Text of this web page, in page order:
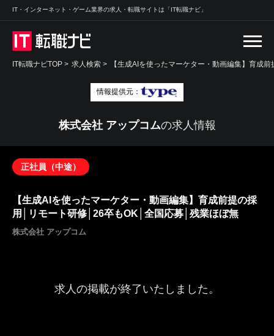
IT・インターネット・ゲーム業界の求人・転職サイトは「IT転職ナビ」
IT転職ナビTOP > 求人検索 > 【生成AIを使ったマーケター・動画編集】育成
情報提供元：
株式会社 アップコムの求人情報
正社員（中途）
【生成AIを使ったマーケター・動画編集】育成前提の採
用│リモート研修│26卒もOK│全国応募│残業ほぼ無
株式会社 アップコム
求人の掲載が終了いたしました。